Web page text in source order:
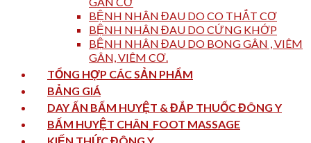
BỆNH NHÂN ĐAU DO CO THẮT CƠ
BỆNH NHÂN ĐAU DO CỨNG KHỚP
BỆNH NHÂN ĐAU DO BONG GÂN , VIÊM
GÂN, VIÊM CƠ.
TỔNG HỢP CÁC SẢN PHẨM
BẢNG GIÁ
DAY ẤN BẤM HUYỆT & ĐẮP THUỐC ĐÔNG Y
BẤM HUYỆT CHÂN_FOOT MASSAGE